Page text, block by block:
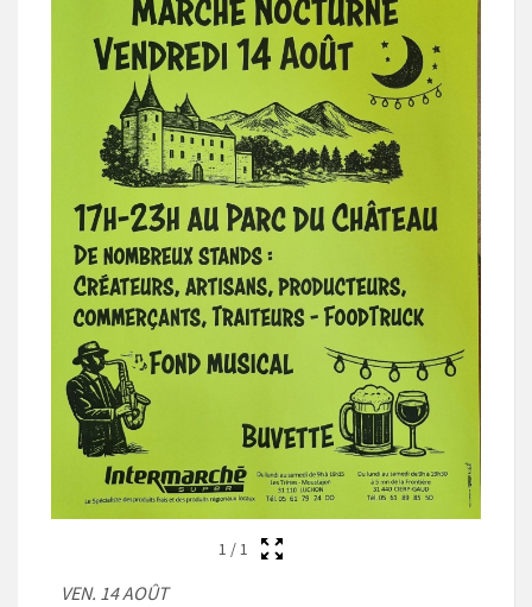
1 /1
VEN. 14 AOÛT